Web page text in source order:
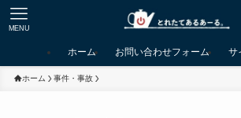
MENU
ホーム お問い合わせフォーム サ
ホーム 事件・事故